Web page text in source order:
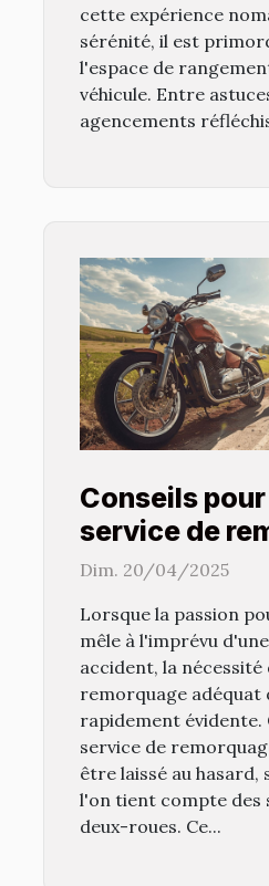
cette expérience
sérénité, il est
l'espace de
véhicule. Entre
agencements
Conseils
service de
adapté à vos
Dim. 20/04/2025
Lorsque la passion
mêle à l'imprévu
accident, la nécessité
remorquage adéquat
rapidement évidente.
service de
être laissé au
l'on tient compte des
deux-roues. Ce...